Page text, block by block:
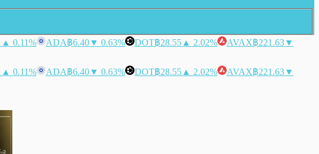
▲ 0.11% ADA฿6.40▼ 0.63% DOT฿28.55 ▲ 2.02% AVAX฿221.63▼
▲ 0.11% ADA฿6.40▼ 0.63% DOT฿28.55 ▲ 2.02% AVAX฿221.63▼